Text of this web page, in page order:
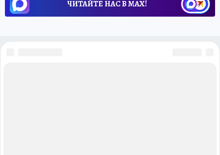
ЧИТАЙТЕ НАС В МАХ!